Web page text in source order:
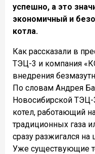
успешно, а это
экономичный и
котла.
Как рассказали в
ТЭЦ-3 и компания
внедрения
По словам Андрея
Новосибирской ТЭЦ-
котел, работающий
традиционных газа
сразу разжигался
Уже существующие